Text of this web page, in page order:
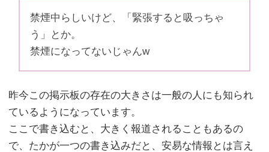
禁煙中らしいけど、「緊張すると吸っちゃ
う」とか。
禁煙になってないじゃんw
昨今この掲示板の存在の大きさは一般の人にも知られ
ているようになっています。
ここで書き込むと、大きく報道されることもあるの
で、たかが一つの書き込みだと、安易な情報とは言え